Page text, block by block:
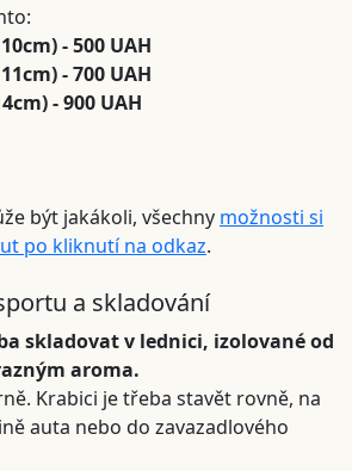
- 500 UAH
- 700 UAH
- 900 UAH
být jakákoli, všechny možnosti si
po kliknutí na odkaz.
a skladování
skladovat v lednici, izolované od
aroma.
Krabici je třeba stavět rovně, na
auta nebo do zavazadlového